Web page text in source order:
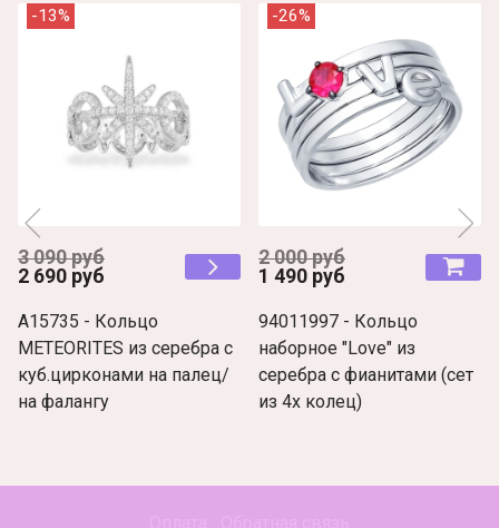
-13%
3 090 руб
2 690 руб
A15735 - Кольцо
METEORITES из серебра с
куб.цирконами на палец/
на фалангу
-26%
2 000 руб
1 490 руб
94011997 - Кольцо
наборное "Love" из
серебра с фианитами (сет
из 4х колец)